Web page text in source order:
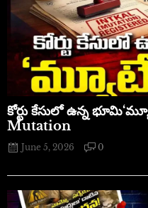
​కోర్టు కేసులో ఉన్న
Mutation
June 5, 2026 0